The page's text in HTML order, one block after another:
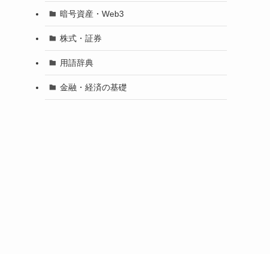
暗号資産・Web3
株式・証券
用語辞典
金融・経済の基礎